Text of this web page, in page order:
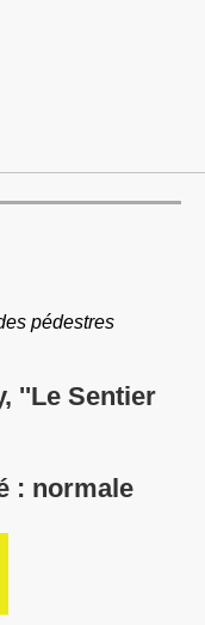
pédestres
''Le Sentier
: normale